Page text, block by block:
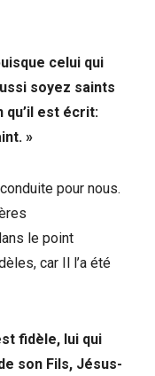
celui qui
soyez saints
est écrit:
»
pour nous.
le point
car Il l’a été
fidèle, lui qui
son Fils, Jésus-